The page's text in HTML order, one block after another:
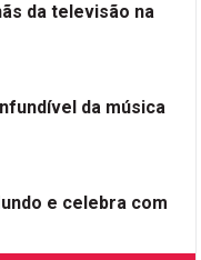
da televisão na
da música
e celebra com